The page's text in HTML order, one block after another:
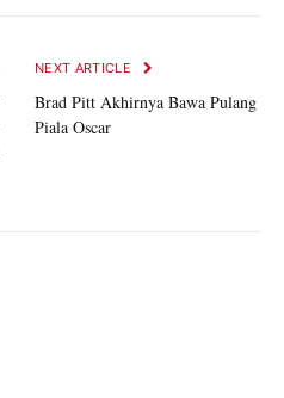
NEXT ARTICLE
Brad Pitt Akhirnya Bawa Pulang
Piala Oscar